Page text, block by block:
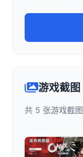
游戏截图
共 5 张游戏截图